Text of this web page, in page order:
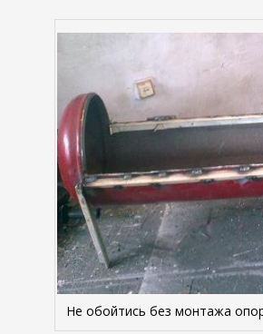
Не обойтись без монтажа